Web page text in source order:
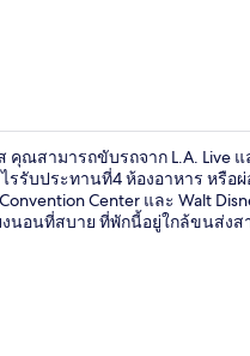
คุณสามารถขับรถจาก L.A. Live
รับประทานที่4 ห้องอาหาร หรื
Center และ Walt
นอนที่สบาย ที่พักนี้อยู่ใกล้ขนส่ง